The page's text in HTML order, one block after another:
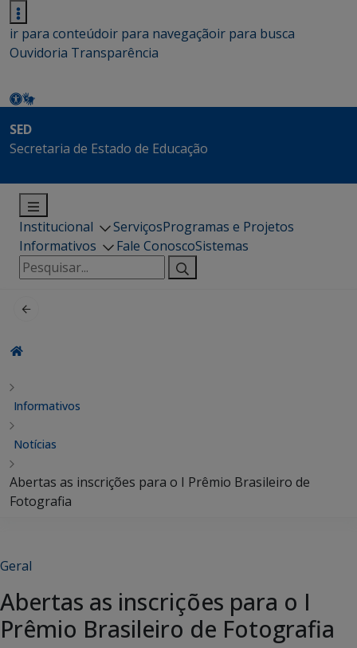
ir para conteúdoir para navegaçãoir para busca
Ouvidoria Transparência
SED
Secretaria de Estado de Educação
Institucional ServiçosProgramas e Projetos
Informativos
Fale ConoscoSistemas
Pesquisar
por:
Informativos
Notícias
Abertas as inscrições para o I Prêmio Brasileiro de
Fotografia
Geral
Abertas as inscrições para o I
Prêmio Brasileiro de Fotografia